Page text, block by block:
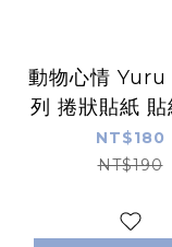
動物心情
列 捲狀貼紙 貼
日本Midori
NT$180
NT$190